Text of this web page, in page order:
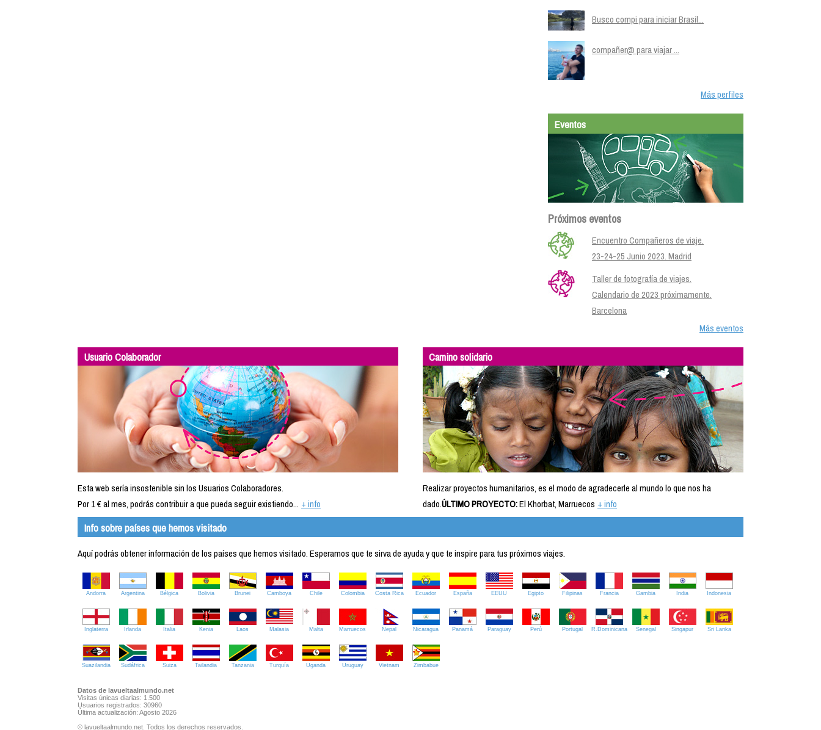
Busco compi para iniciar Brasil...
compañer@ para viajar ...
Más perfiles
Eventos
Próximos eventos
Encuentro Compañeros de viaje.
23-24-25 Junio 2023. Madrid
Taller de fotografía de viajes.
Calendario de 2023 próximamente.
Barcelona
Más eventos
Usuario Colaborador
Esta web sería insostenible sin los Usuarios Colaboradores.
Por 1 € al mes, podrás contribuir a que pueda seguir existiendo... + info
Camino solidario
Realizar proyectos humanitarios, es el modo de agradecerle al mundo lo que nos ha
dado.ÚLTIMO PROYECTO:El Khorbat, Marruecos + info
Info sobre países que hemos visitado
Aquí podrás obtener información de los países que hemos visitado. Esperamos que te sirva de ayuda y que te inspire para tus próximos viajes.
Andorra Argentina Bélgica Bolivia Brunei Camboya Chile Colombia Costa Rica Ecuador España EEUU Egipto Filipinas Francia Gambia India Indonesia
Inglaterra Irlanda Italia Kenia Laos Malasia Malta Marruecos Nepal Nicaragua Panamá Paraguay Perú Portugal R.Dominicana Senegal Singapur Sri Lanka
Suazilandia Sudáfrica Suiza Tailandia Tanzania Turquía Uganda Uruguay Vietnam Zimbabue
Datos de lavueltaalmundo.net
Visitas únicas diarias: 1.500
Usuarios registrados: 30960
Última actualización: Agosto 2026
© lavueltaalmundo.net. Todos los derechos reservados.